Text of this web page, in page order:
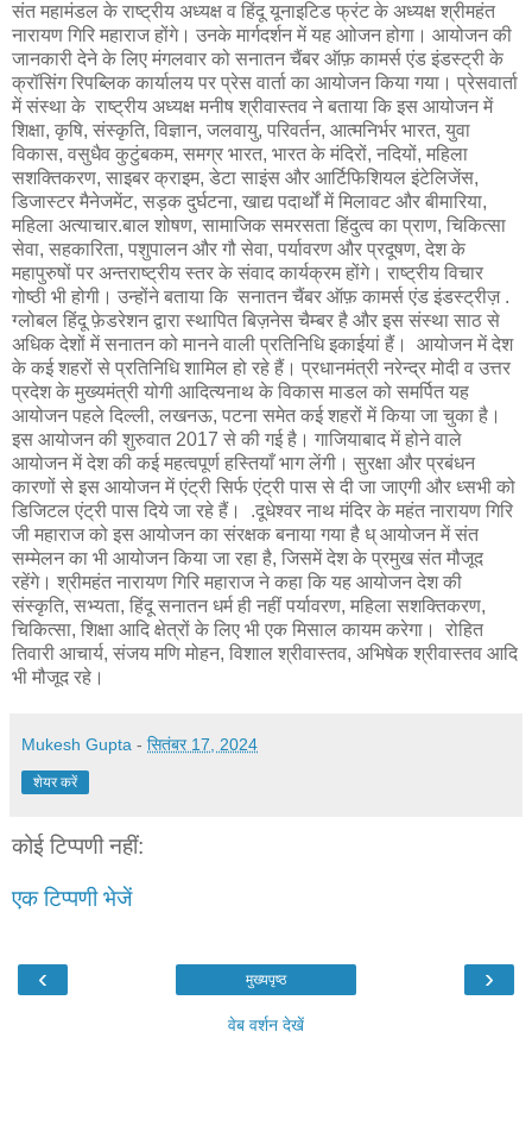
संत महामंडल के राष्ट्रीय अध्यक्ष व हिंदू यूनाइटिड फ्रंट के अध्यक्ष श्रीमहंत
नारायण गिरि महाराज होंगे। उनके मार्गदर्शन में यह आोजन होगा। आयोजन की
जानकारी देने के लिए मंगलवार को सनातन चैंबर ऑफ़ कामर्स एंड इंडस्ट्री के
क्रॉसिंग रिपब्लिक कार्यालय पर प्रेस वार्ता का आयोजन किया गया। प्रेसवार्ता
में संस्था के राष्ट्रीय अध्यक्ष मनीष श्रीवास्तव ने बताया कि इस आयोजन में
शिक्षा, कृषि, संस्कृति, विज्ञान, जलवायु, परिवर्तन, आत्मनिर्भर भारत, युवा
विकास, वसुधैव कुटुंबकम, समग्र भारत, भारत के मंदिरों, नदियों, महिला
सशक्तिकरण, साइबर क्राइम, डेटा साइंस और आर्टिफिशियल इंटेलिजेंस,
डिजास्टर मैनेजमेंट, सड़क दुर्घटना, खाद्य पदार्थों में मिलावट और बीमारिया,
महिला अत्याचार.बाल शोषण, सामाजिक समरसता हिंदुत्व का प्राण, चिकित्सा
सेवा, सहकारिता, पशुपालन और गौ सेवा, पर्यावरण और प्रदूषण, देश के
महापुरुषों पर अन्तराष्ट्रीय स्तर के संवाद कार्यक्रम होंगे। राष्ट्रीय विचार
गोष्ठी भी होगी। उन्होंने बताया कि सनातन चैंबर ऑफ़ कामर्स एंड इंडस्ट्रीज़ .
ग्लोबल हिंदू फ़ेडरेशन द्वारा स्थापित बिज़नेस चैम्बर है और इस संस्था साठ से
अधिक देशों में सनातन को मानने वाली प्रतिनिधि इकाईयां हैं। आयोजन में देश
के कई शहरों से प्रतिनिधि शामिल हो रहे हैं। प्रधानमंत्री नरेन्द्र मोदी व उत्तर
प्रदेश के मुख्यमंत्री योगी आदित्यनाथ के विकास माडल को समर्पित यह
आयोजन पहले दिल्ली, लखनऊ, पटना समेत कई शहरों में किया जा चुका है।
इस आयोजन की शुरुवात 2017 से की गई है। गाजियाबाद में होने वाले
आयोजन में देश की कई महत्वपूर्ण हस्तियाँ भाग लेंगी। सुरक्षा और प्रबंधन
कारणों से इस आयोजन में एंट्री सिर्फ एंट्री पास से दी जा जाएगी और ध्सभी को
डिजिटल एंट्री पास दिये जा रहे हैं। .दूधेश्वर नाथ मंदिर के महंत नारायण गिरि
जी महाराज को इस आयोजन का संरक्षक बनाया गया है ध् आयोजन में संत
सम्मेलन का भी आयोजन किया जा रहा है, जिसमें देश के प्रमुख संत मौजूद
रहेंगे। श्रीमहंत नारायण गिरि महाराज ने कहा कि यह आयोजन देश की
संस्कृति, सभ्यता, हिंदू सनातन धर्म ही नहीं पर्यावरण, महिला सशक्तिकरण,
चिकित्सा, शिक्षा आदि क्षेत्रों के लिए भी एक मिसाल कायम करेगा। रोहित
तिवारी आचार्य, संजय मणि मोहन, विशाल श्रीवास्तव, अभिषेक श्रीवास्तव आदि
भी मौजूद रहे।
Mukesh Gupta - सितंबर 17, 2024
शेयर करें
कोई टिप्पणी नहीं:
एक टिप्पणी भेजें
‹ ›
मुख्यपृष्ठ
वेब वर्शन देखें